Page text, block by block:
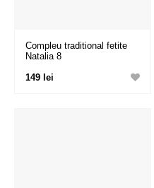
Compleu traditional fetite
Natalia 8
149 lei